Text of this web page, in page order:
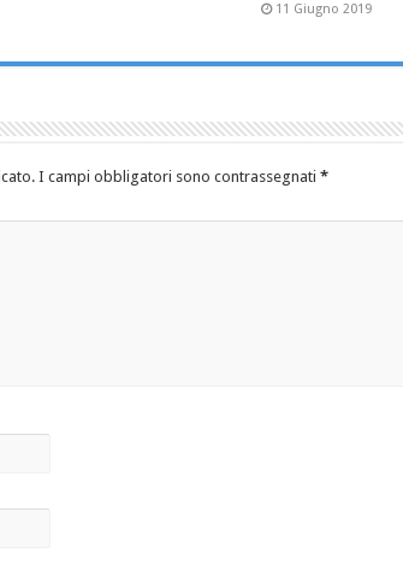
11 Giugno 2019
I campi obbligatori sono contrassegnati *